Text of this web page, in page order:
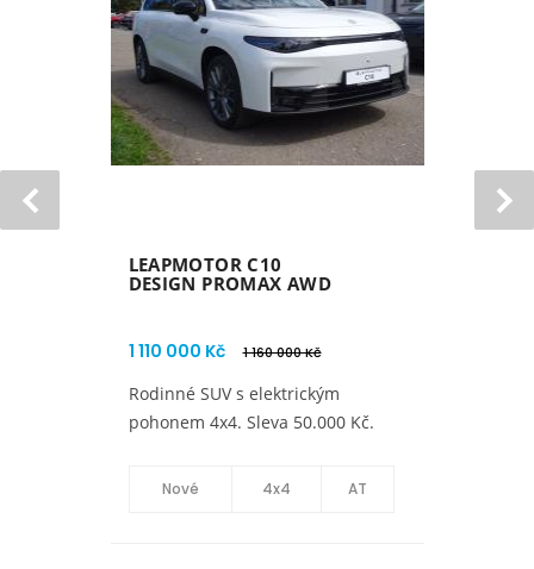
LEAPMOTOR C10
DESIGN REEV
830 000 Kč 1 000 000 Kč
Předváděcí vůz. Ihned k odběru.
Sleva 170 000 Kč
Předváděcí 4x2 AT